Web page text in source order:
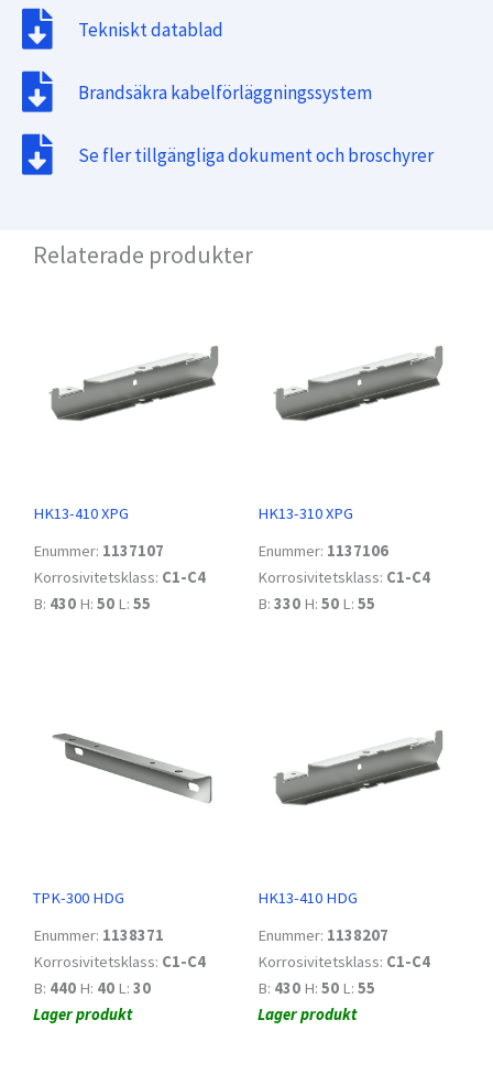
Tekniskt datablad
Brandsäkra kabelförläggningssystem
Se fler tillgängliga dokument och broschyrer
Relaterade produkter
HK13-410 XPG
Enummer: 1137107
Korrosivitetsklass: C1-C4
B: 430 H: 50 L: 55
HK13-310 XPG
Enummer: 1137106
Korrosivitetsklass: C1-C4
B: 330 H: 50 L: 55
TPK-300 HDG
Enummer: 1138371
Korrosivitetsklass: C1-C4
B: 440 H: 40 L: 30
Lager produkt
HK13-410 HDG
Enummer: 1138207
Korrosivitetsklass: C1-C4
B: 430 H: 50 L: 55
Lager produkt